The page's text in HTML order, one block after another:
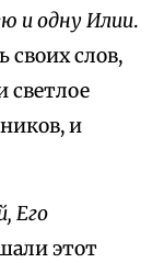
и одну Илии.
своих слов,
светлое
и
Его
этот